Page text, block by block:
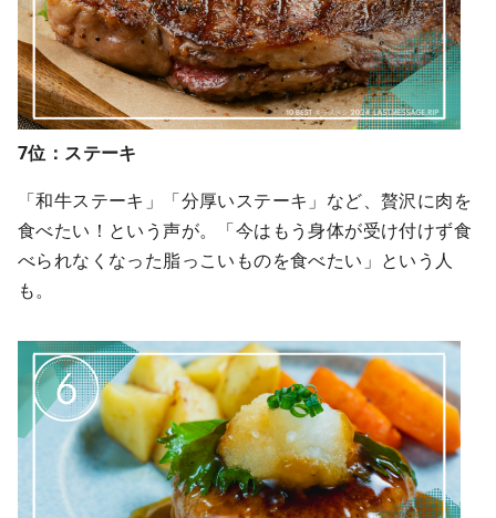
7位：ステーキ
「和牛ステーキ」「分厚いステーキ」など、贅沢に肉を
食べたい！という声が。「今はもう身体が受け付けず食
べられなくなった脂っこいものを食べたい」という人
も。